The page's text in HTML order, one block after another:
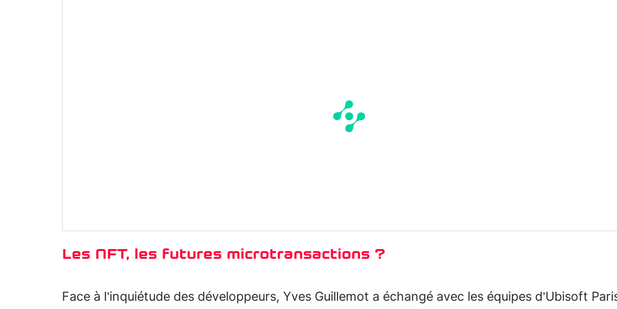
Les NFT, les futures microtransactions ?
Face à l’inquiétude des développeurs, Yves Guillemot a échangé avec les équipes d’Ubisoft